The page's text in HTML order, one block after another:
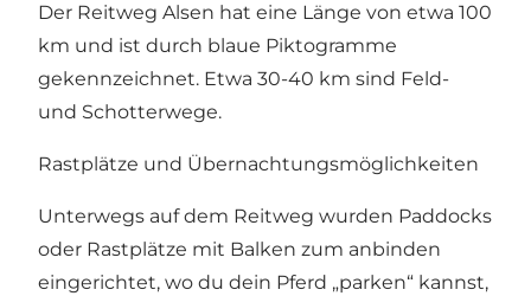
Der Reitweg Alsen hat eine Länge von etwa 100
km und ist durch blaue Piktogramme
gekennzeichnet. Etwa 30-40 km sind Feld-
und Schotterwege.
Rastplätze und Übernachtungsmöglichkeiten
Unterwegs auf dem Reitweg wurden Paddocks
oder Rastplätze mit Balken zum anbinden
eingerichtet, wo du dein Pferd „parken“ kannst,